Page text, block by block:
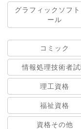
グラフィックソフ
ール
コミック
情報処理技術者試
理工資格
福祉資格
資格その他